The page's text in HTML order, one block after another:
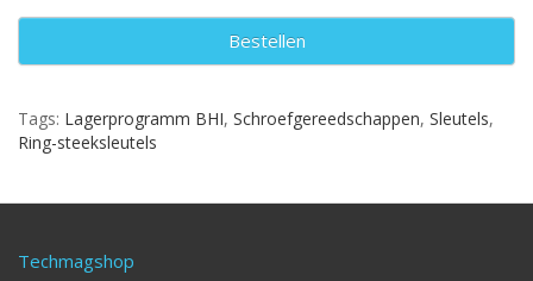
Bestellen
Tags: Lagerprogramm BHI, Schroefgereedschappen, Sleutels,
Ring-steeksleutels
Techmagshop